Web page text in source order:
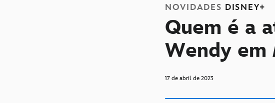
NOVIDADES DISNEY+
Quem é a
Wendy em
17 de abril de 2023